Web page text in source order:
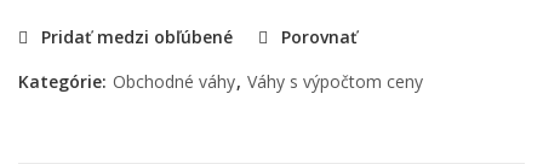
Pridať medzi obľúbené
Porovnať
Kategórie: Obchodné váhy, Váhy s výpočtom ceny